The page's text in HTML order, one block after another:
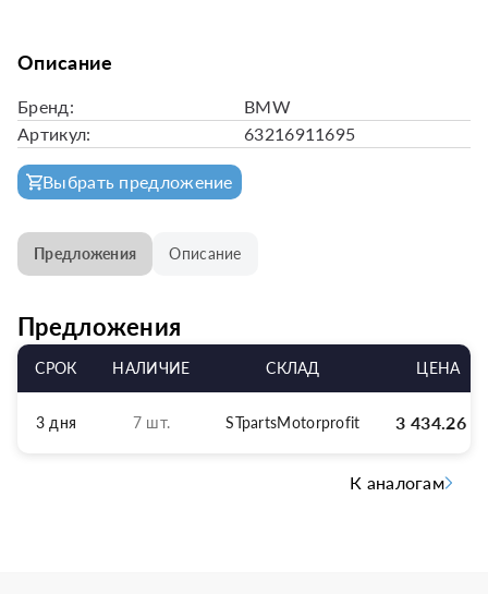
Описание
Бренд:
BMW
Артикул:
63216911695
Выбрать предложение
Предложения Описание
Предложения
СРОК НАЛИЧИЕ СКЛАД ЦЕНА
3 дня 7 шт. STpartsMotorprofit 3 434.26р
К аналогам